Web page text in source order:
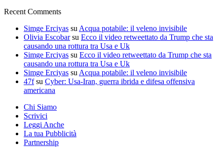
Recent Comments
Simge Erciyas su Acqua potabile: il veleno invisibile
Olivia Escobarsu Ecco il video retweettato da Trump che sta
causando una rottura tra Usa e Uk
Simge Erciyas su Ecco il video retweettato da Trump che sta
causando una rottura tra Usa e Uk
Simge Erciyas su Acqua potabile: il veleno invisibile
47fsu Cyber: Usa-Iran, guerra ibrida e difesa offensiva
americana
Chi Siamo
Scrivici
Leggi Anche
La tua Pubblicità
Partnership